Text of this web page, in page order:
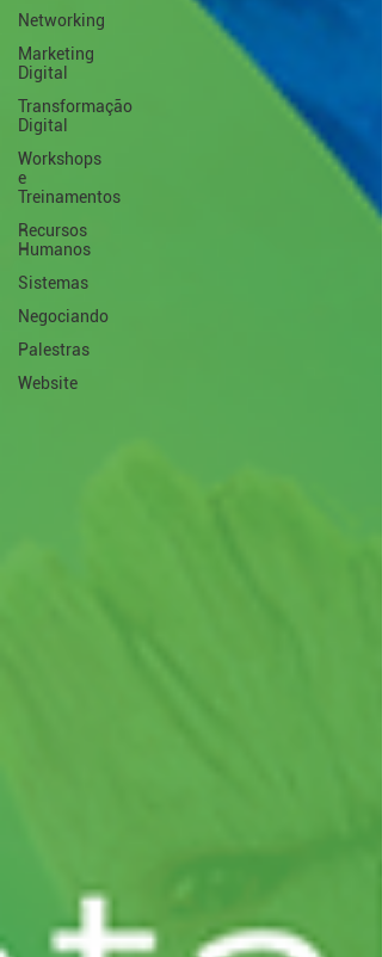
Networking
Marketing
Digital
Transformação
Digital
Workshops
e
Treinamentos
Recursos
Humanos
Sistemas
Negociando
Palestras
Website